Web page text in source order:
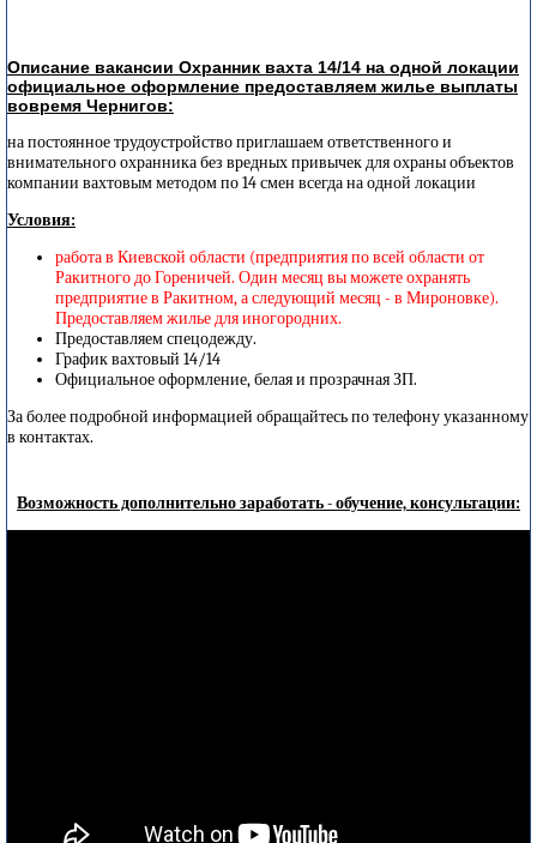
Описание вакансии Охранник вахта 14/14 на одной локации
официальное оформление предоставляем жилье выплаты
вовремя Чернигов:
на постоянное трудоустройство приглашаем ответственного и
внимательного охранника без вредных привычек для охраны объектов
компании вахтовым методом по 14 смен всегда на одной локации
Условия:
работа в Киевской области (предприятия по всей области от
Ракитного до Гореничей. Один месяц вы можете охранять
предприятие в Ракитном, а следующий месяц - в Мироновке).
Предоставляем жилье для иногородних.
Предоставляем спецодежду.
График вахтовый 14/14
Официальное оформление, белая и прозрачная ЗП.
За более подробной информацией обращайтесь по телефону указанному
в контактах.
Возможность дополнительно заработать - обучение, консультации: